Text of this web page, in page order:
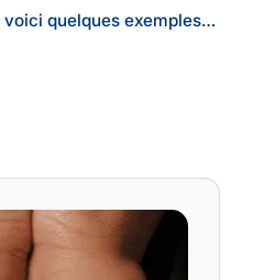
quelques exemples…